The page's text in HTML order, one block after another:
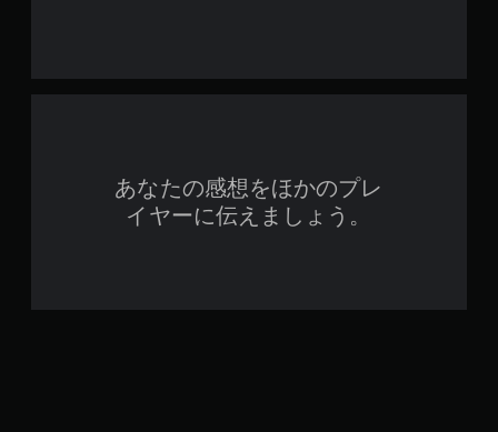
あなたの感想をほかのプレ
イヤーに伝えましょう。